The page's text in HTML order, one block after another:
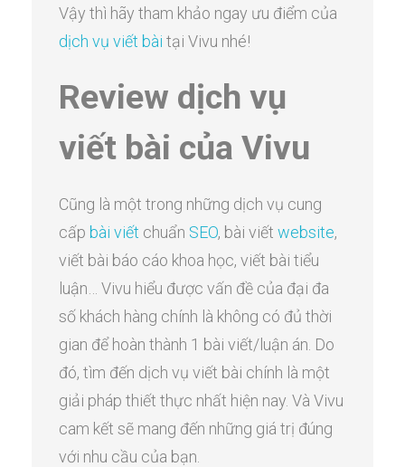
Vậy thì hãy tham khảo ngay ưu điểm của
dịch vụ viết bài tại Vivu nhé!
Review dịch vụ
viết bài của Vivu
Cũng là một trong những dịch vụ cung
cấpbài viết chuẩn SEO, bài viếtwebsite,
viết bài báo cáo khoa học, viết bài tiểu
luận… Vivu hiểu được vấn đề của đại đa
số khách hàng chính là không có đủ thời
gian để hoàn thành 1 bài viết/luận án. Do
đó, tìm đến dịch vụ viết bài chính là một
giải pháp thiết thực nhất hiện nay. Và Vivu
cam kết sẽ mang đến những giá trị đúng
với nhu cầu của bạn.